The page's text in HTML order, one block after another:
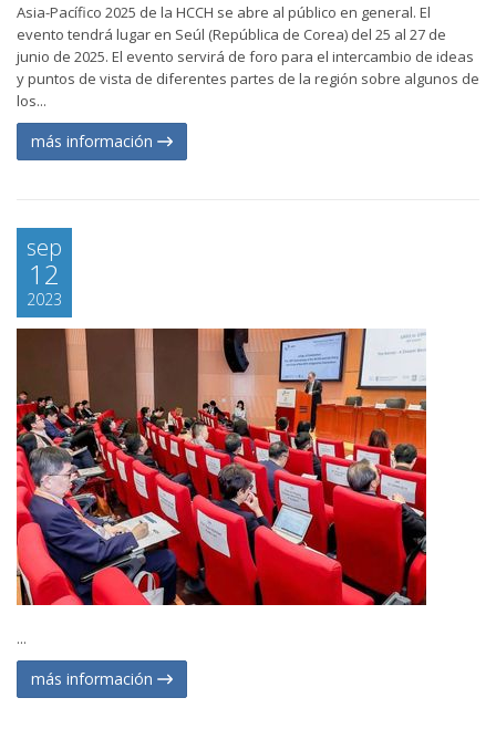
Asia-Pacífico 2025 de la HCCH se abre al público en general. El
evento tendrá lugar en Seúl (República de Corea) del 25 al 27 de
junio de 2025. El evento servirá de foro para el intercambio de ideas
y puntos de vista de diferentes partes de la región sobre algunos de
los...
más información
sep
12
2023
...
más información